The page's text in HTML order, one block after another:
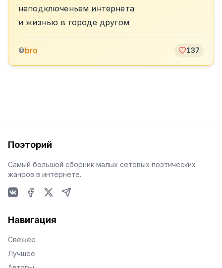
неподключеньем интернета
и жизнью в городе другом
©bro 137
Поэторий
Самый большой сборник малых сетевых поэтических
жанров в интернете.
Навигация
Свежее
Лучшее